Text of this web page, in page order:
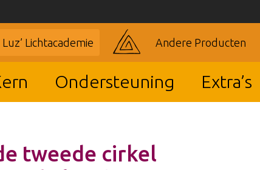
Luz’ Lichtacademie Andere Producten
Ondersteuning Extra’s
tweede cirkel